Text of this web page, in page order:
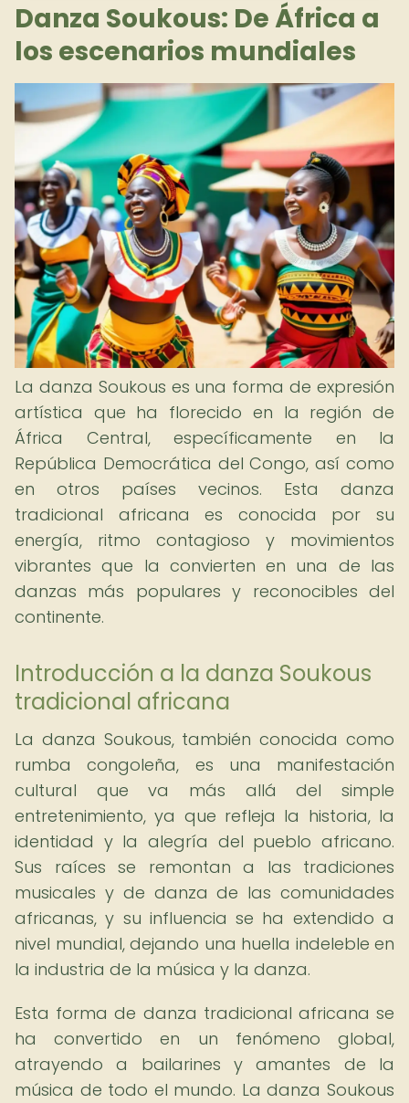
Danza Soukous: De África a
los escenarios mundiales
La danza Soukous es una forma de expresión
artística que ha florecido en la región de
África Central, específicamente en la
República Democrática del Congo, así como
en otros países vecinos. Esta danza
tradicional africana es conocida por su
energía, ritmo contagioso y movimientos
vibrantes que la convierten en una de las
danzas más populares y reconocibles del
continente.
Introducción a la danza Soukous
tradicional africana
La danza Soukous, también conocida como
rumba congoleña, es una manifestación
cultural que va más allá del simple
entretenimiento, ya que refleja la historia, la
identidad y la alegría del pueblo africano.
Sus raíces se remontan a las tradiciones
musicales y de danza de las comunidades
africanas, y su influencia se ha extendido a
nivel mundial, dejando una huella indeleble en
la industria de la música y la danza.
Esta forma de danza tradicional africana se
ha convertido en un fenómeno global,
atrayendo a bailarines y amantes de la
música de todo el mundo. La danza Soukous